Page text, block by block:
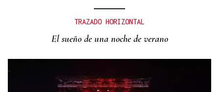
TRAZADO HORIZONTAL
El sueño de una noche de verano